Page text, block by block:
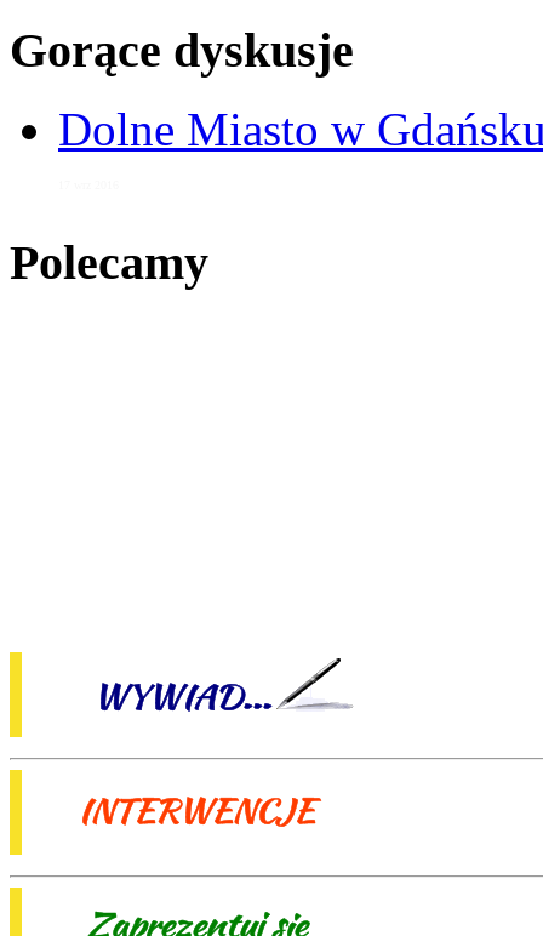
Gorące dyskusje
Dolne Miasto w
Polecamy